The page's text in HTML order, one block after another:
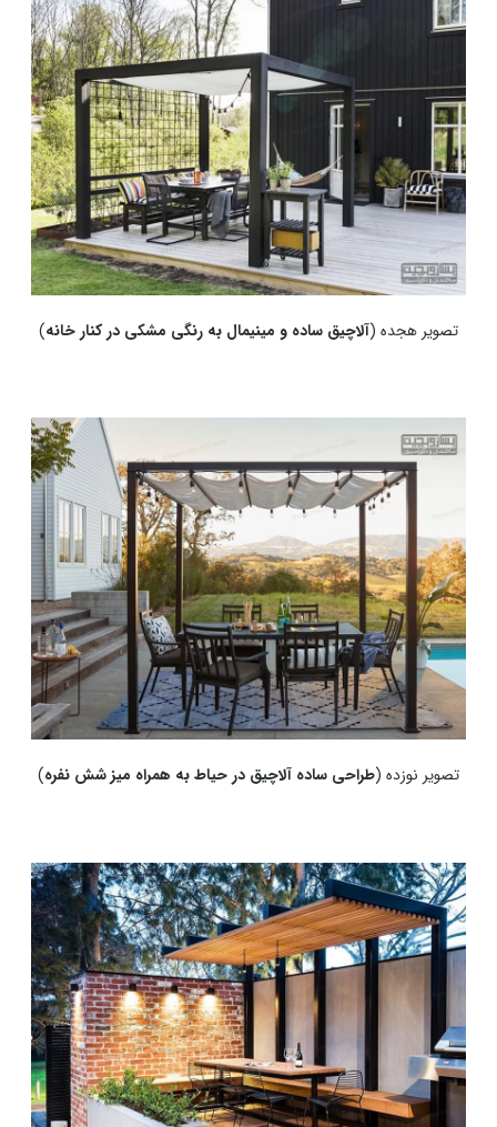
تصویر هجده ( آلاچیق ساده و مینیمال به رنگی مشکی در کنار خانه)
تصویر نوزده ( طراحی ساده آلاچیق در حیاط به همراه میز شش نفره)